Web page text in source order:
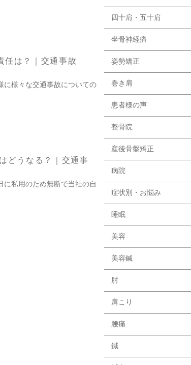
任は？｜交通事故
に様々な交通事故についての
どうなる？｜交通事
に私用のため無断で当社の自
四十肩・五十肩
坐骨神経痛
姿勢矯正
巻き肩
患者様の声
整骨院
産後骨盤矯正
病院
症状別・お悩み
睡眠
美容
美容鍼
肘
肩こり
腰痛
鍼